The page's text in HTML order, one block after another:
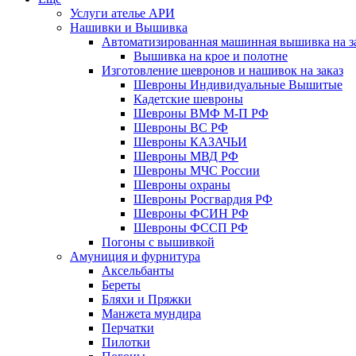
Услуги ателье АРИ
Нашивки и Вышивка
Автоматизированная машинная вышивка на
Вышивка на крое и полотне
Изготовление шевронов и нашивок на заказ
Шевроны Индивидуальные Вышитые
Кадетские шевроны
Шевроны ВМФ М-П РФ
Шевроны ВС РФ
Шевроны КАЗАЧЬИ
Шевроны МВД РФ
Шевроны МЧС России
Шевроны охраны
Шевроны Росгвардия РФ
Шевроны ФСИН РФ
Шевроны ФССП РФ
Погоны с вышивкой
Амуниция и фурнитура
Аксельбанты
Береты
Бляхи и Пряжки
Манжета мундира
Перчатки
Пилотки